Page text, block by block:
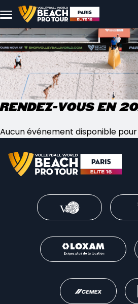
Aller au contenu principal
Rendez-vous en
Aucun événement disponible